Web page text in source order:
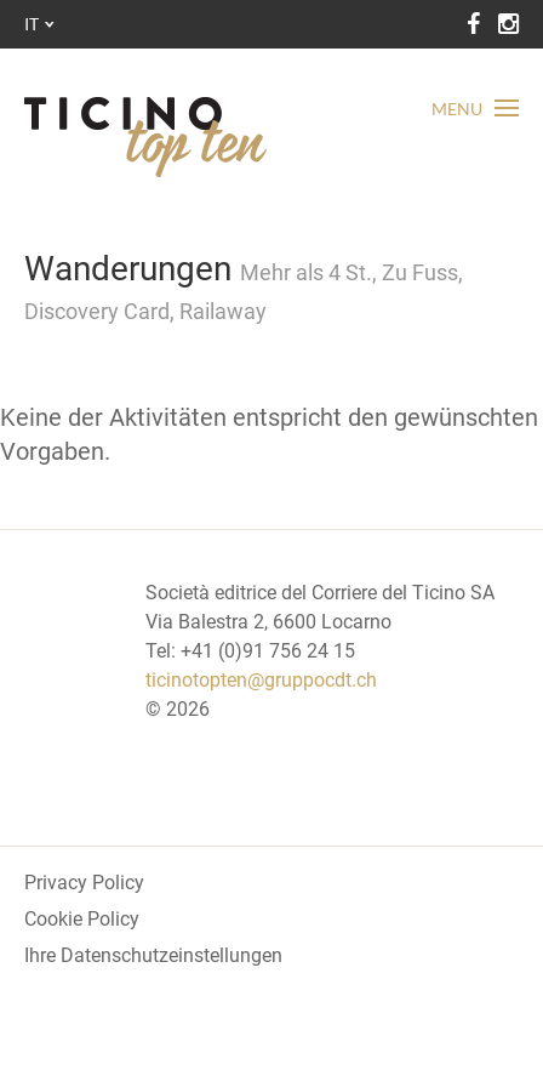
MENU
IT
Wanderungen Mehr als 4 St., Zu Fuss,
Discovery Card, Railaway
Keine der Aktivitäten entspricht den gewünschten
Vorgaben.
Società editrice del Corriere del Ticino SA
Via Balestra 2, 6600 Locarno
Tel: +41 (0)91 756 24 15
ticinotopten@gruppocdt.ch
© 2026
Privacy Policy
Cookie Policy
Ihre Datenschutzeinstellungen